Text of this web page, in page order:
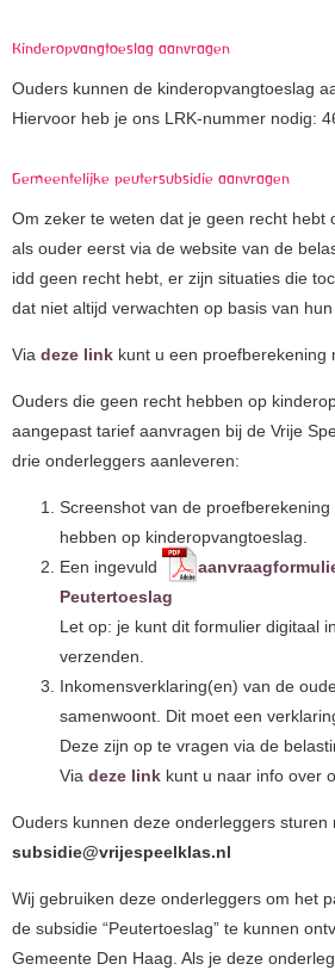
Kinderopvangtoeslag aanvragen
Ouders kunnen de kinderopvangtoeslag
Hiervoor heb je ons LRK-nummer nodig:
Gemeentelijke peutersubsidie aanvragen
Om zeker te weten dat je geen recht hebt
als ouder eerst via de website van de
idd geen recht hebt, er zijn situaties die
dat niet altijd verwachten op basis van hun
Via deze linkkunt u een proefberekening
Ouders die geen recht hebben op
aangepast tarief aanvragen bij de Vrije
drie onderleggers aanleveren:
Screenshot van de
hebben op kinderopvangtoeslag.
Een ingevuld
Peutertoeslag
Let op: je kunt dit formulier digitaal
verzenden.
Inkomensverklaring(en) van de
samenwoont. Dit moet een
Deze zijn op te vragen via de
Via deze link kunt u naar info over
Ouders kunnen deze onderleggers sturen
subsidie@vrijespeelklas.nl
Wij gebruiken deze onderleggers om het
de subsidie “Peutertoeslag” te kunnen
Gemeente Den Haag. Als je deze